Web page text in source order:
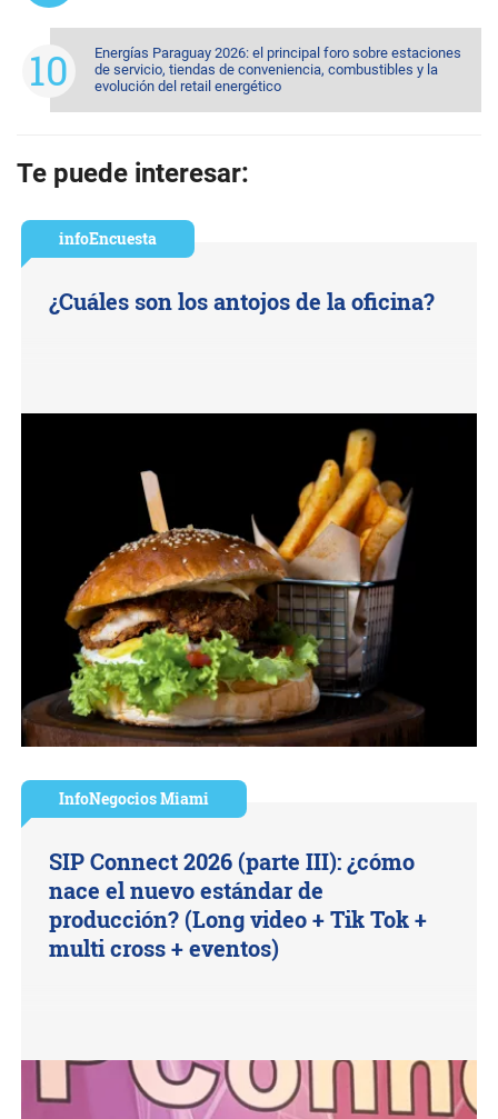
Energías Paraguay 2026: el principal foro sobre estaciones
de servicio, tiendas de conveniencia, combustibles y la
evolución del retail energético
Te puede interesar:
infoEncuesta
¿Cuáles son los antojos de la oficina?
InfoNegocios Miami
SIP Connect 2026 (parte III): ¿cómo
nace el nuevo estándar de
producción? (Long video + Tik Tok +
multi cross + eventos)